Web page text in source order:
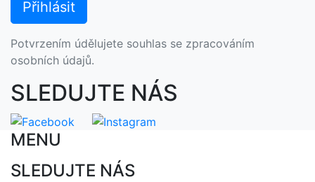
Potvrzením údělujete souhlas se zpracováním
osobních údajů.
SLEDUJTE NÁS
MENU
SLEDUJTE NÁS